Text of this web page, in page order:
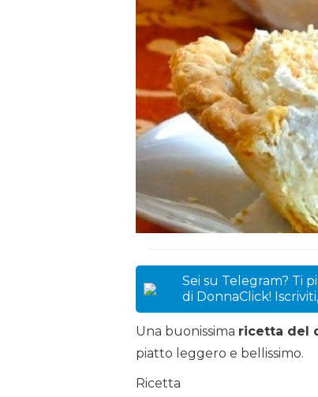
Sei su Telegram? Ti
di DonnaClick!
Una buonissima ricetta del
piatto leggero e bellissimo.
Ricetta